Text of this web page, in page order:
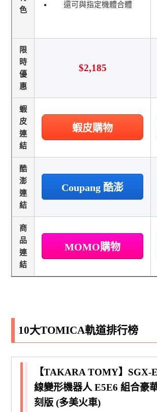
色
還可與指定機體合體
限
時
優
惠
$2,185
蝦
皮
連
結
蝦皮購物
酷
澎
連
結
Coupang 酷澎
商
品
連
結
MOMO購物
10大TOMICA軌道排行榜
【TAKARA TOMY】SGX-
線變形機器人 E5E6 組合豪
刻版 (多美火車)